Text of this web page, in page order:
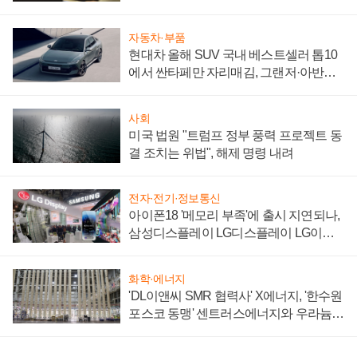
자동차·부품
현대차 올해 SUV 국내 베스트셀러 톱10
에서 싼타페만 자리매김, 그랜저·아반떼
사회
미국 법원 "트럼프 정부 풍력 프로젝트 동
결 조치는 위법", 해제 명령 내려
전자·전기·정보통신
아이폰18 '메모리 부족'에 출시 지연되나,
삼성디스플레이 LG디스플레이 LG이노
화학·에너지
'DL이앤씨 SMR 협력사' X에너지, '한수원
포스코 동맹' 센트러스에너지와 우라늄